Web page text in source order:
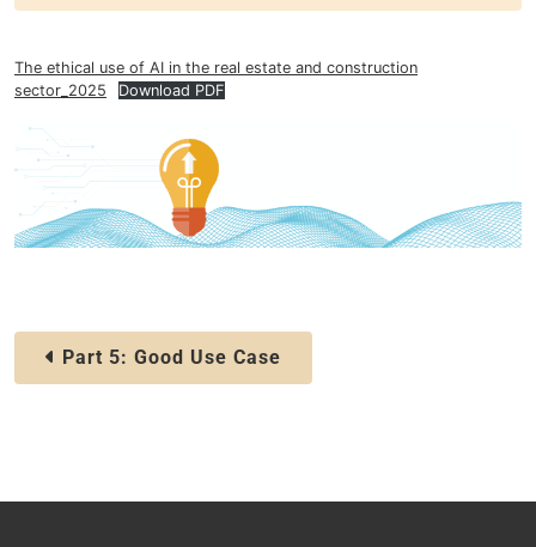
The ethical use of AI in the real estate and construction
sector_2025
Download PDF
Part 5: Good Use Case